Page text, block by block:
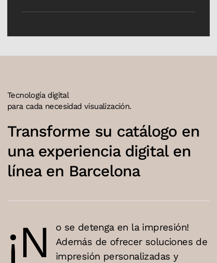
Tecnología digital
para cada necesidad visualización.
Transforme su catálogo en
una experiencia digital en
línea en Barcelona
¡N
o se detenga en la impresión!
Además de ofrecer soluciones de
impresión personalizadas y